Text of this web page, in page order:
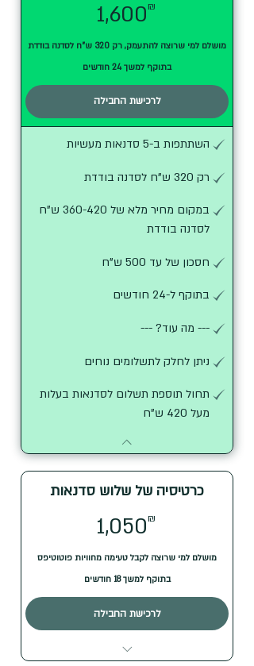
₪
1,600
מושלם למי שרוצה להתעמק, רק 320 ש"ח לסדנה בודדת
בתוקף למשך 24 חודשים
לרכישת החבילה
השתתפות ב-5 סדנאות מעשיות
רק 320 ש"ח לסדנה בודדת
במקום מחיר מלא של 360-420 ש"ח
לסדנה בודדת
חסכון של עד 500 ש"ח
בתוקף ל-24 חודשים
--- מה עוד? ---
ניתן לחלק לתשלומים נוחים
תחול תוספת תשלום לסדנאות בעלות
מעל 420 ש"ח
כרטיסיה של שלוש סדנאות
₪
1,050
מושלם למי שרוצה לקבל טעימה מחוויות פוטוטיפס
בתוקף למשך 18 חודשים
לרכישת החבילה